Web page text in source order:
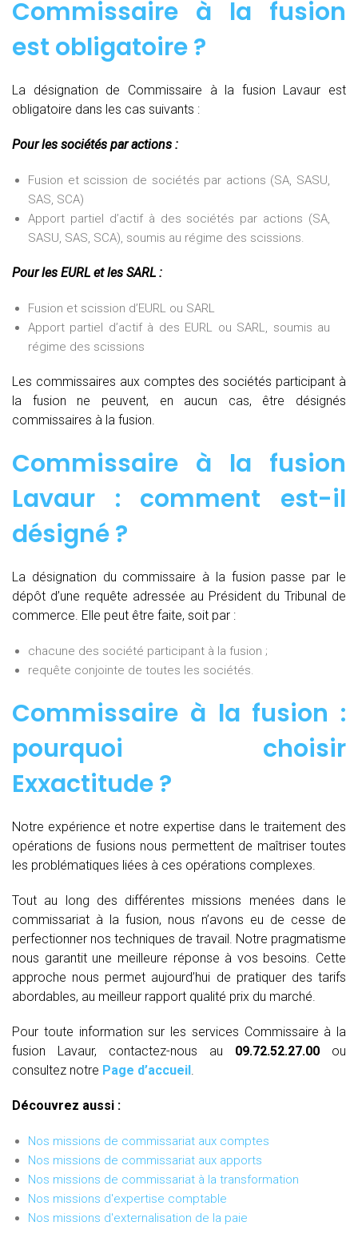
Commissaire à la fusion
est obligatoire ?
La désignation de Commissaire à la fusion Lavaur est
obligatoire dans les cas suivants :
Pour les sociétés par actions :
Fusion et scission de sociétés par actions (SA, SASU,
SAS, SCA)
Apport partiel d’actif à des sociétés par actions (SA,
SASU, SAS, SCA), soumis au régime des scissions.
Pour les EURL et les SARL :
Fusion et scission d’EURL ou SARL
Apport partiel d’actif à des EURL ou SARL, soumis au
régime des scissions
Les commissaires aux comptes des sociétés participant à
la fusion ne peuvent, en aucun cas, être désignés
commissaires à la fusion.
Commissaire à la fusion
Lavaur : comment est-il
désigné ?
La désignation du commissaire à la fusion passe par le
dépôt d’une requête adressée au Président du Tribunal de
commerce. Elle peut être faite, soit par :
chacune des société participant à la fusion ;
requête conjointe de toutes les sociétés.
Commissaire à la fusion :
pourquoi choisir
Exxactitude ?
Notre expérience et notre expertise dans le traitement des
opérations de fusions nous permettent de maîtriser toutes
les problématiques liées à ces opérations complexes.
Tout au long des différentes missions menées dans le
commissariat à la fusion, nous n’avons eu de cesse de
perfectionner nos techniques de travail. Notre pragmatisme
nous garantit une meilleure réponse à vos besoins. Cette
approche nous permet aujourd’hui de pratiquer des tarifs
abordables, au meilleur rapport qualité prix du marché.
Pour toute information sur les services Commissaire à la
fusion Lavaur, contactez-nous au 09.72.52.27.00 ou
consultez notre Page d’accueil
Découvrez aussi :
Nos missions de commissariat aux comptes
Nos missions de commissariat aux apports
Nos missions de commissariat à la transformation
Nos missions d'expertise comptable
Nos missions d'externalisation de la paie